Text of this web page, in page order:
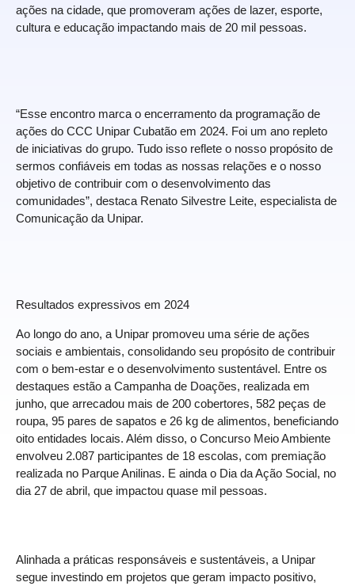
ações na cidade, que promoveram ações de lazer, esporte,
cultura e educação impactando mais de 20 mil pessoas.
“Esse encontro marca o encerramento da programação de
ações do CCC Unipar Cubatão em 2024. Foi um ano repleto
de iniciativas do grupo. Tudo isso reflete o nosso propósito de
sermos confiáveis em todas as nossas relações e o nosso
objetivo de contribuir com o desenvolvimento das
comunidades”, destaca Renato Silvestre Leite, especialista de
Comunicação da Unipar.
Resultados expressivos em 2024
Ao longo do ano, a Unipar promoveu uma série de ações
sociais e ambientais, consolidando seu propósito de contribuir
com o bem-estar e o desenvolvimento sustentável. Entre os
destaques estão a Campanha de Doações, realizada em
junho, que arrecadou mais de 200 cobertores, 582 peças de
roupa, 95 pares de sapatos e 26 kg de alimentos, beneficiando
oito entidades locais. Além disso, o Concurso Meio Ambiente
envolveu 2.087 participantes de 18 escolas, com premiação
realizada no Parque Anilinas. E ainda o Dia da Ação Social, no
dia 27 de abril, que impactou quase mil pessoas.
Alinhada a práticas responsáveis e sustentáveis, a Unipar
segue investindo em projetos que geram impacto positivo,